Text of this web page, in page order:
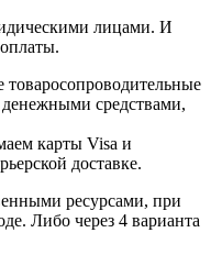
лицами. И
денежными средствами,
карты Visa и
доставке.
ресурсами, при
Либо через 4 варианта